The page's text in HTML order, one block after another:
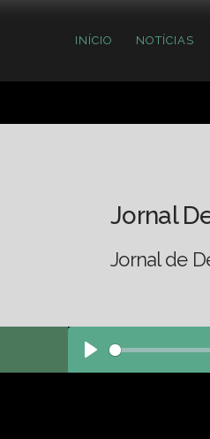
INÍCIO NOTÍCIAS
Jornal
Jornal de
Play